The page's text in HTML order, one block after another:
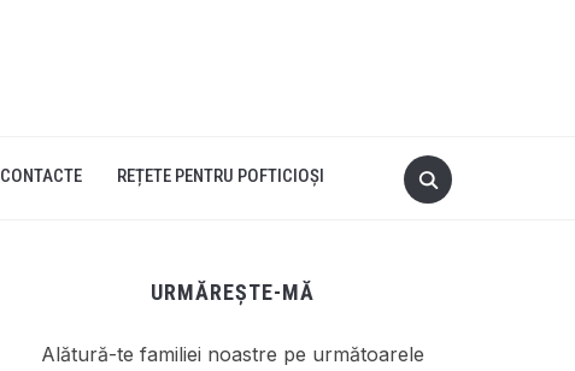
CONTACTE REȚETE PENTRU POFTICIOȘI
URMĂREȘTE-MĂ
Alătură-te familiei noastre pe următoarele